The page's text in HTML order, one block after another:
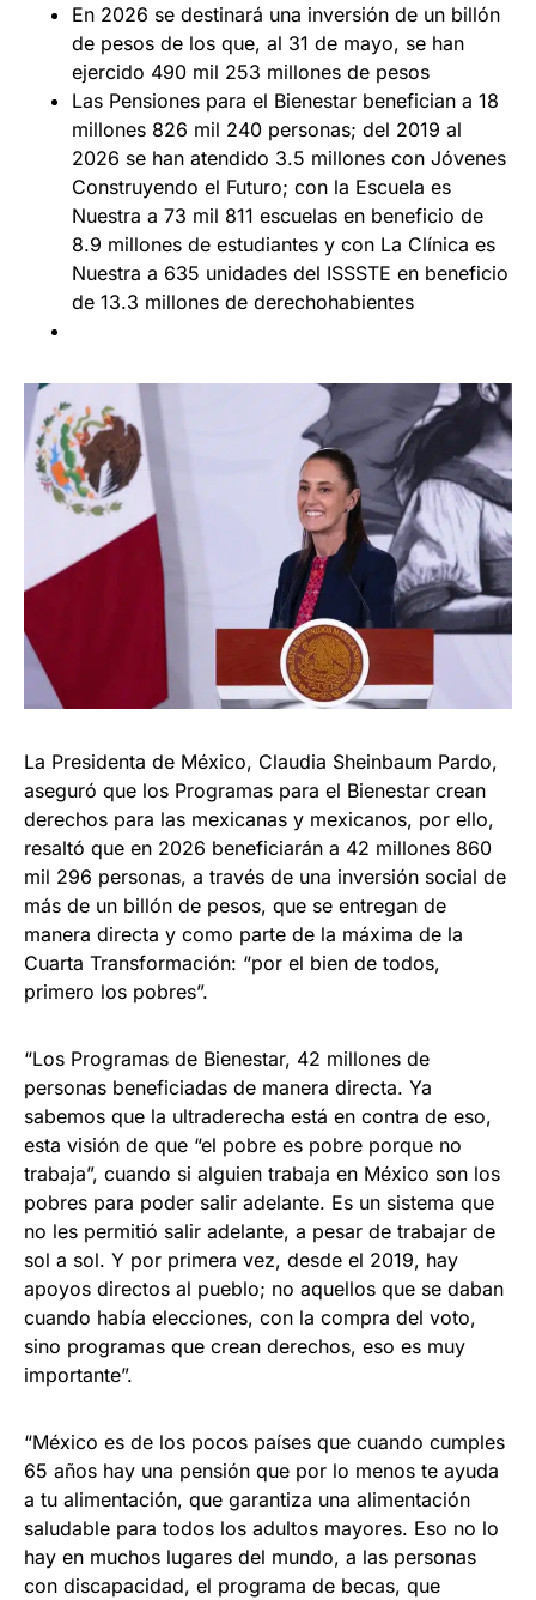
En 2026 se destinará una inversión de un billón
de pesos de los que, al 31 de mayo, se han
ejercido 490 mil 253 millones de pesos
Las Pensiones para el Bienestar benefician a 18
millones 826 mil 240 personas; del 2019 al
2026 se han atendido 3.5 millones con Jóvenes
Construyendo el Futuro; con la Escuela es
Nuestra a 73 mil 811 escuelas en beneficio de
8.9 millones de estudiantes y con La Clínica es
Nuestra a 635 unidades del ISSSTE en beneficio
de 13.3 millones de derechohabientes
La Presidenta de México, Claudia Sheinbaum Pardo,
aseguró que los Programas para el Bienestar crean
derechos para las mexicanas y mexicanos, por ello,
resaltó que en 2026 beneficiarán a 42 millones 860
mil 296 personas, a través de una inversión social de
más de un billón de pesos, que se entregan de
manera directa y como parte de la máxima de la
Cuarta Transformación: “por el bien de todos,
primero los pobres”.
“Los Programas de Bienestar, 42 millones de
personas beneficiadas de manera directa. Ya
sabemos que la ultraderecha está en contra de eso,
esta visión de que “el pobre es pobre porque no
trabaja”, cuando si alguien trabaja en México son los
pobres para poder salir adelante. Es un sistema que
no les permitió salir adelante, a pesar de trabajar de
sol a sol. Y por primera vez, desde el 2019, hay
apoyos directos al pueblo; no aquellos que se daban
cuando había elecciones, con la compra del voto,
sino programas que crean derechos, eso es muy
importante”.
“México es de los pocos países que cuando cumples
65 años hay una pensión que por lo menos te ayuda
a tu alimentación, que garantiza una alimentación
saludable para todos los adultos mayores. Eso no lo
hay en muchos lugares del mundo, a las personas
con discapacidad, el programa de becas, que